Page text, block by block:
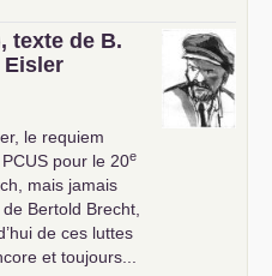
texte de B.
Eisler
le requiem
PCUS pour le 20e
mais jamais
de Bertold Brecht,
de ces luttes
et toujours...